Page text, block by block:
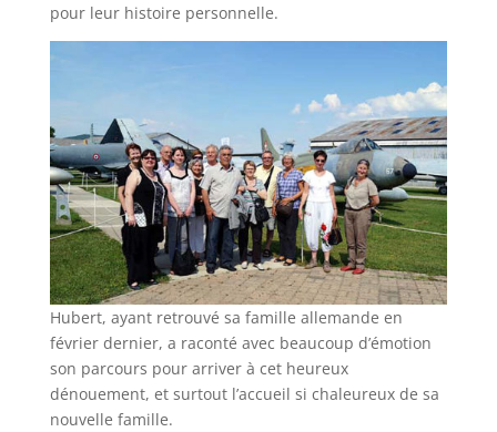
pour leur histoire personnelle.
Hubert, ayant retrouvé sa famille allemande en
février dernier, a raconté avec beaucoup d’émotion
son parcours pour arriver à cet heureux
dénouement, et surtout l’accueil si chaleureux de sa
nouvelle famille.